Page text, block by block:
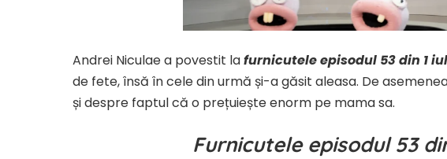
Andrei Niculae a povestit lafurnicutele episodul 53 din 1
de fete, însă în cele din urmă și-a găsit aleasa. De
și despre faptul că o prețuiește enorm pe mama sa.
Furnicutele episodul 53